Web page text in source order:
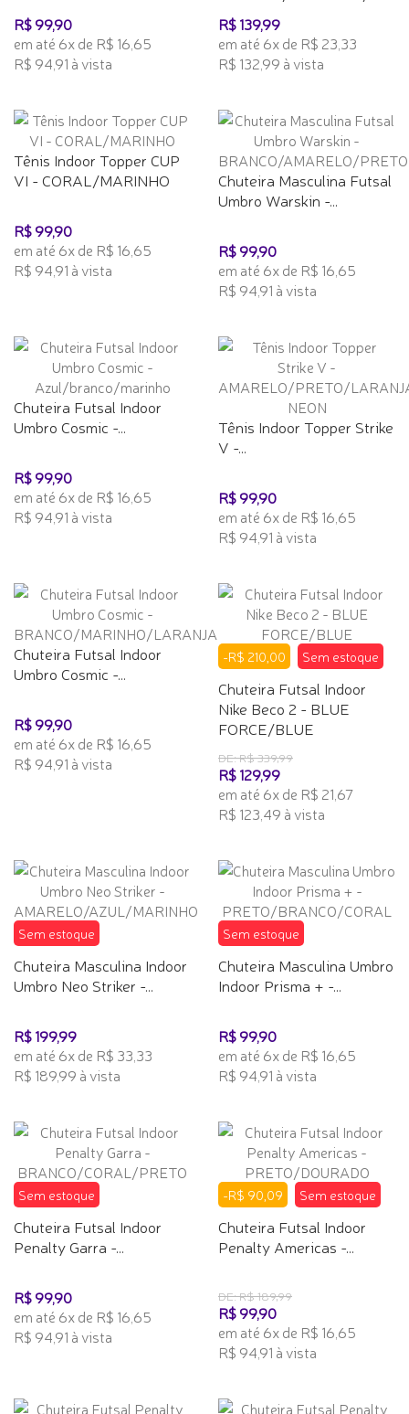
R$ 99,90
em até 6x de R$ 16,65
R$ 94,91 à vista
R$ 139,99
em até 6x de R$ 23,33
R$ 132,99 à vista
Tênis Indoor Topper CUP
VI - CORAL/MARINHO
R$ 99,90
em até 6x de R$ 16,65
R$ 94,91 à vista
Chuteira Masculina Futsal
Umbro Warskin -...
R$ 99,90
em até 6x de R$ 16,65
R$ 94,91 à vista
Chuteira Futsal Indoor
Umbro Cosmic -...
R$ 99,90
em até 6x de R$ 16,65
R$ 94,91 à vista
Tênis Indoor Topper Strike
V -...
R$ 99,90
em até 6x de R$ 16,65
R$ 94,91 à vista
Chuteira Futsal Indoor
Umbro Cosmic -...
R$ 99,90
em até 6x de R$ 16,65
R$ 94,91 à vista
-R$ 210,00 Sem estoque
Chuteira Futsal Indoor
Nike Beco 2 - BLUE
FORCE/BLUE
DE: R$ 339,99
R$ 129,99
em até 6x de R$ 21,67
R$ 123,49 à vista
Sem estoque
Chuteira Masculina Indoor
Umbro Neo Striker -...
R$ 199,99
em até 6x de R$ 33,33
R$ 189,99 à vista
Sem estoque
Chuteira Masculina Umbro
Indoor Prisma + -...
R$ 99,90
em até 6x de R$ 16,65
R$ 94,91 à vista
Sem estoque
Chuteira Futsal Indoor
Penalty Garra -...
R$ 99,90
em até 6x de R$ 16,65
R$ 94,91 à vista
-R$ 90,09 Sem estoque
Chuteira Futsal Indoor
Penalty Americas -...
DE: R$ 189,99
R$ 99,90
em até 6x de R$ 16,65
R$ 94,91 à vista